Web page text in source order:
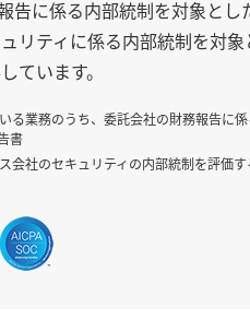
告に係る内部統制を対象とし
リティに係る内部統制を対象
ています。
る業務のうち、委託会社の財務報告に
書
会社のセキュリティの内部統制を評価す